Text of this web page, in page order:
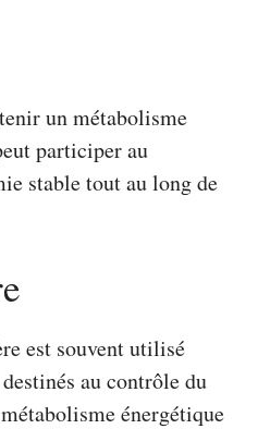
un métabolisme
participer au
stable tout au long de
est souvent utilisé
au contrôle du
énergétique